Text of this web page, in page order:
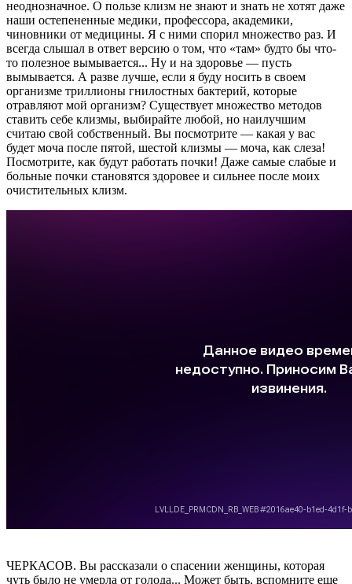
неоднозначное. О пользе клизм не знают и знать не хотят даже
наши остепененные медики, профессора, академики,
чиновники от медицины. Я с ними спорил множество раз. И
всегда слышал в ответ версию о том, что «там» будто бы что-
то полезное вымывается... Ну и на здоровье — пусть
вымывается. А разве лучше, если я буду носить в своем
организме триллионы гнилостных бактерий, которые
отравляют мой организм? Существует множество методов
ставить себе клизмы, выбирайте любой, но наилучшим
считаю свой собственный. Вы посмотрите — какая у вас
будет моча после пятой, шестой клизмы — моча, как слеза!
Посмотрите, как будут работать почки! Даже самые слабые и
больные почки становятся здоровее и сильнее после моих
очистительных клизм.
ЧЕРКАСОВ. Вы рассказали о спасении женщины, которая
чуть было не умерла от голода... Может быть, вспомните еще